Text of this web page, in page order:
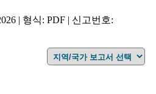
| 형식: PDF | 신고번호: